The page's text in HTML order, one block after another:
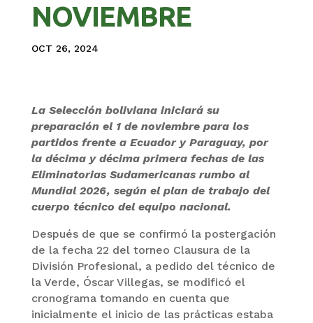
NOVIEMBRE
OCT 26, 2024
La Selección boliviana iniciará su
preparación el 1 de noviembre para los
partidos frente a Ecuador y Paraguay, por
la décima y décima primera fechas de las
Eliminatorias Sudamericanas rumbo al
Mundial 2026, según el plan de trabajo del
cuerpo técnico del equipo nacional.
Después de que se confirmó la postergación
de la fecha 22 del torneo Clausura de la
División Profesional, a pedido del técnico de
la Verde, Óscar Villegas, se modificó el
cronograma tomando en cuenta que
inicialmente el inicio de las prácticas estaba